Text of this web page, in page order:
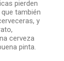
pierden
también
y
cerveza
pinta.